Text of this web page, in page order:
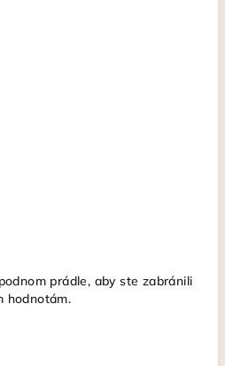
prádle, aby ste zabránili
hodnotám.